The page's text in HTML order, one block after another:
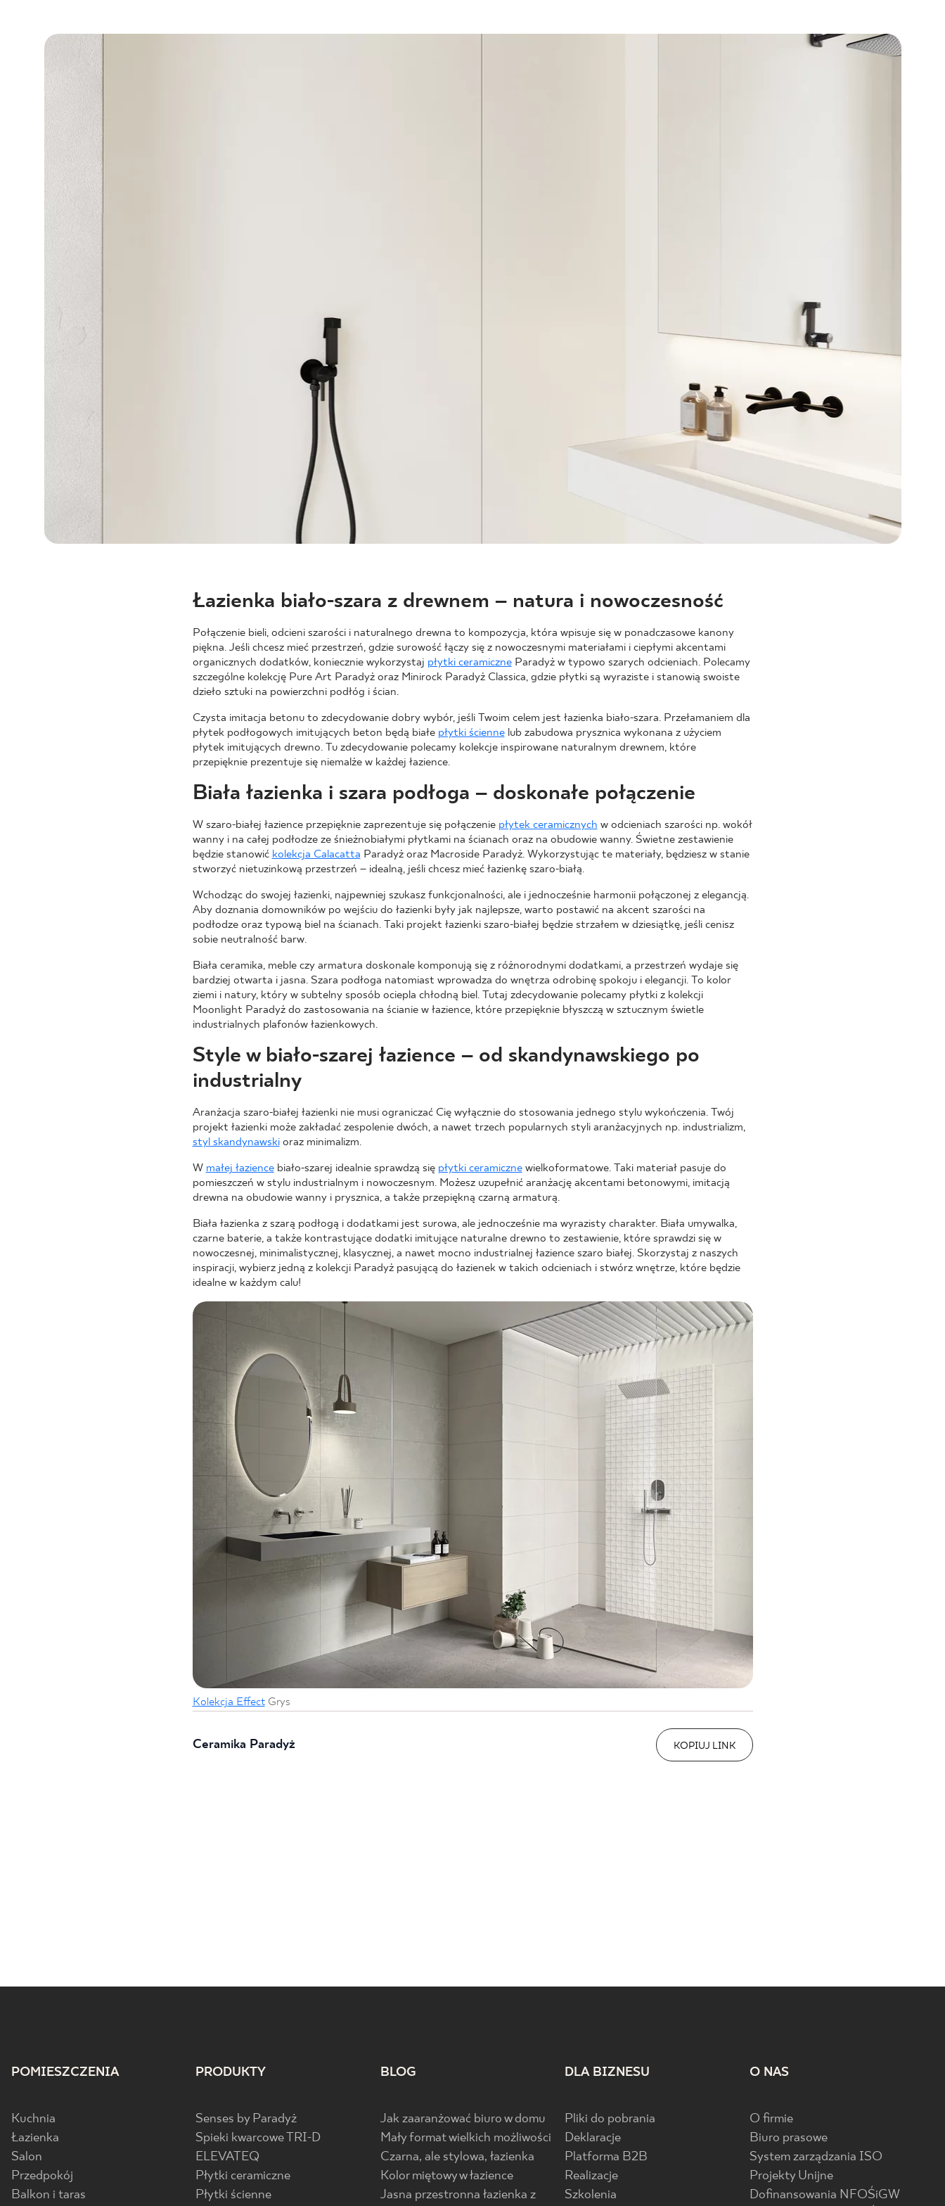
BLOG
O NAS
KARIERA
KONTAKT
FOLLOW US
Łazienka biało-szara z drewnem – natura i nowoczesność
Połączenie bieli, odcieni szarości i naturalnego drewna to kompozycja, która wpisuje się w ponadczasowe kanony
piękna. Jeśli chcesz mieć przestrzeń, gdzie surowość łączy się z nowoczesnymi materiałami i ciepłymi akcentami
organicznych dodatków, koniecznie wykorzystaj płytki ceramiczneParadyż w typowo szarych odcieniach. Polecamy
szczególne kolekcję Pure Art Paradyż oraz Minirock Paradyż Classica, gdzie płytki są wyraziste i stanowią swoiste
dzieło sztuki na powierzchni podłóg i ścian.
Czysta imitacja betonu to zdecydowanie dobry wybór, jeśli Twoim celem jest łazienka biało-szara. Przełamaniem dla
płytek podłogowych imitujących beton będą białe płytki ściennelub zabudowa prysznica wykonana z użyciem
płytek imitujących drewno. Tu zdecydowanie polecamy kolekcje inspirowane naturalnym drewnem, które
przepięknie prezentuje się niemalże w każdej łazience.
Biała łazienka i szara podłoga – doskonałe połączenie
W szaro-białej łazience przepięknie zaprezentuje się połączenie płytek ceramicznych w odcieniach szarości np. wokół
wanny i na całej podłodze ze śnieżnobiałymi płytkami na ścianach oraz na obudowie wanny. Świetne zestawienie
będzie stanowić kolekcja Calacatta Paradyż oraz Macroside Paradyż. Wykorzystując te materiały, będziesz w stanie
stworzyć nietuzinkową przestrzeń – idealną, jeśli chcesz mieć łazienkę szaro-białą.
Wchodząc do swojej łazienki, najpewniej szukasz funkcjonalności, ale i jednocześnie harmonii połączonej z elegancją.
Aby doznania domowników po wejściu do łazienki były jak najlepsze, warto postawić na akcent szarości na
podłodze oraz typową biel na ścianach. Taki projekt łazienki szaro-białej będzie strzałem w dziesiątkę, jeśli cenisz
sobie neutralność barw.
Biała ceramika, meble czy armatura doskonale komponują się z różnorodnymi dodatkami, a przestrzeń wydaje się
bardziej otwarta i jasna. Szara podłoga natomiast wprowadza do wnętrza odrobinę spokoju i elegancji. To kolor
ziemi i natury, który w subtelny sposób ociepla chłodną biel. Tutaj zdecydowanie polecamy płytki z kolekcji
Moonlight Paradyż do zastosowania na ścianie w łazience, które przepięknie błyszczą w sztucznym świetle
industrialnych plafonów łazienkowych.
Style w biało-szarej łazience – od skandynawskiego po
industrialny
Aranżacja szaro-białej łazienki nie musi ograniczać Cię wyłącznie do stosowania jednego stylu wykończenia. Twój
projekt łazienki może zakładać zespolenie dwóch, a nawet trzech popularnych styli aranżacyjnych np. industrializm,
styl skandynawskioraz minimalizm.
W małej łaziencebiało-szarej idealnie sprawdzą się płytki ceramicznewielkoformatowe. Taki materiał pasuje do
pomieszczeń w stylu industrialnym i nowoczesnym. Możesz uzupełnić aranżację akcentami betonowymi, imitacją
drewna na obudowie wanny i prysznica, a także przepiękną czarną armaturą.
Biała łazienka z szarą podłogą i dodatkami jest surowa, ale jednocześnie ma wyrazisty charakter. Biała umywalka,
czarne baterie, a także kontrastujące dodatki imitujące naturalne drewno to zestawienie, które sprawdzi się w
nowoczesnej, minimalistycznej, klasycznej, a nawet mocno industrialnej łazience szaro białej. Skorzystaj z naszych
inspiracji, wybierz jedną z kolekcji Paradyż pasującą do łazienek w takich odcieniach i stwórz wnętrze, które będzie
idealne w każdym calu!
Kolekcja EffectGrys
Ceramika Paradyż KOPIUJ LINK
POMIESZCZENIA
Kuchnia
Łazienka
Salon
Przedpokój
Balkon i taras
PRODUKTY
Senses by Paradyż
Spieki kwarcowe TRI-D
ELEVATEQ
Płytki ceramiczne
Płytki ścienne
BLOG
Jak zaaranżować biuro w domu
Mały format wielkich możliwości
Czarna, ale stylowa, łazienka
Kolor miętowy w łazience
Jasna przestronna łazienka z
DLA BIZNESU
Pliki do pobrania
Deklaracje
Platforma B2B
Realizacje
Szkolenia
O NAS
O firmie
Biuro prasowe
System zarządzania ISO
Projekty Unijne
Dofinansowania NFOŚiGW